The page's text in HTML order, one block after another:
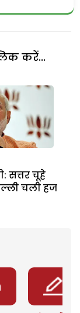
करें...
सत्तर चूहे
चली हज